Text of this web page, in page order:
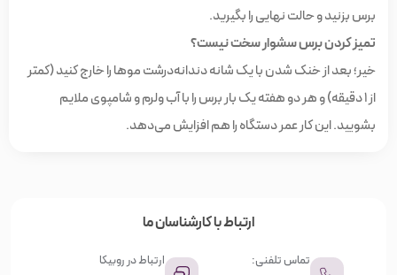
برس بزنید و حالت نهایی را بگیرید.
تمیز کردن برس سشوار سخت نیست؟
خیر؛ بعد از خنک شدن با یک شانه دندانه‌درشت موها را خارج کنید (کمتر
از ۱ دقیقه) و هر دو هفته یک بار برس را با آب ولرم و شامپوی ملایم
بشویید. این کار عمر دستگاه را هم افزایش می‌دهد.
ارتباط با کارشناسان ما
تماس تلفنی: ارتباط در روبیکا